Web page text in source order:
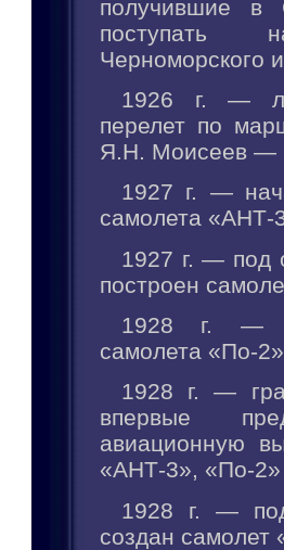
получившие в
поступать
Черноморского
1926 г. —
перелет по
Я.Н. Моисеев —
1927 г. —
самолета «АНТ-
1927 г. — под
построен
1928 г. —
самолета «По-
1928 г. —
впервые
авиационную
«АНТ-3», «По-2»
1928 г. —
создан самолет